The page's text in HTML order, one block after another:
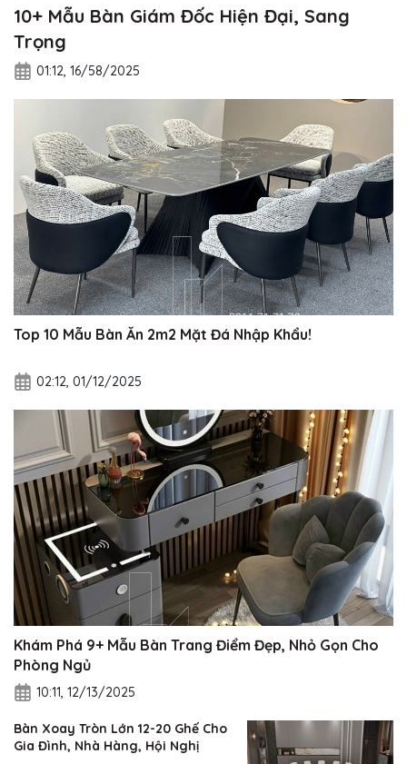
10+ Mẫu Bàn Giám Đốc Hiện Đại, Sang
Trọng
01:12, 16/58/2025
Top 10 Mẫu Bàn Ăn 2m2 Mặt Đá Nhập Khẩu!
02:12, 01/12/2025
Khám Phá 9+ Mẫu Bàn Trang Điểm Đẹp, Nhỏ Gọn Cho
Phòng Ngủ
10:11, 12/13/2025
Bàn Xoay Tròn Lớn 12-20 Ghế Cho
Gia Đình, Nhà Hàng, Hội Nghị